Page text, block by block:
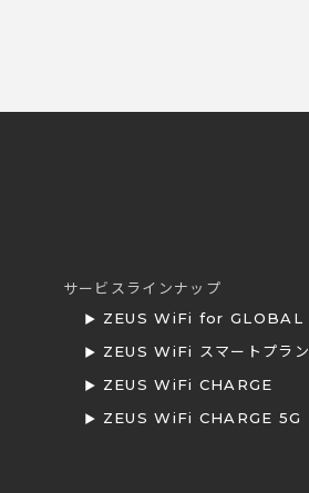
サービスラインナップ
ZEUS WiFi for GLOBAL
ZEUS WiFi スマートプラン
ZEUS WiFi CHARGE
ZEUS WiFi CHARGE 5G